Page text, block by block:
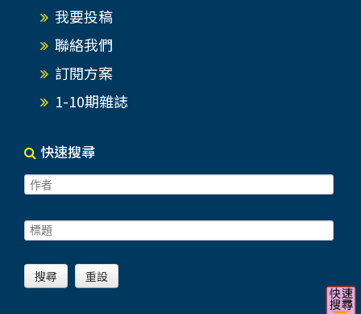
我要投稿
聯絡我們
訂閱方案
1-10期雜誌
快速搜尋